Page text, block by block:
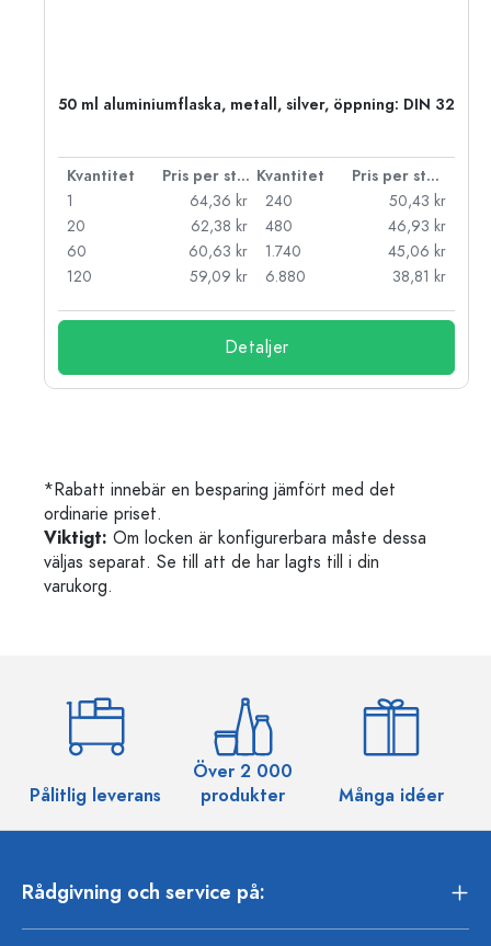
50 ml aluminiumflaska, metall, silver, öppning: DIN 32
Kvantitet Pris per styck Kvantitet
Pris per styck
1
64,36 kr
20
62,38 kr
60
60,63 kr
120
59,09 kr
240
50,43 kr
480
46,93 kr
1.740
45,06 kr
6.880
38,81 kr
Detaljer
*Rabatt innebär en besparing jämfört med det
ordinarie priset.
Viktigt: Om locken är konfigurerbara måste dessa
väljas separat. Se till att de har lagts till i din
varukorg.
Pålitlig leverans
Över 2 000
produkter
Många idéer
Rådgivning och service på: